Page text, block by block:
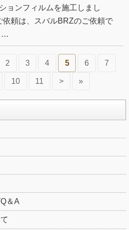
ョンフィルムを施工しまし
依頼は、スバルBRZのご依頼で
…
2 3 4 5 6 7
10 11 > »
＆A